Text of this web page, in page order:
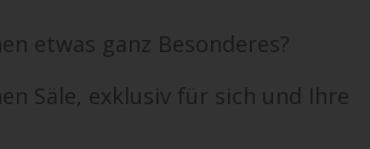
etwas ganz Besonderes?
Säle, exklusiv für sich und Ihre